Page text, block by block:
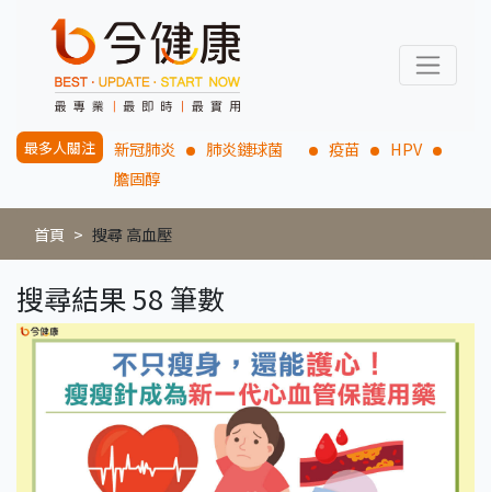
最多人關注 新冠肺炎 肺炎鏈球菌 疫苗
HPV
膽固醇
首頁 搜尋 高血壓
搜尋結果 58 筆數